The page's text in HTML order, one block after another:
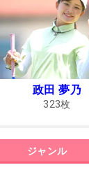
政田 夢乃
323枚
ジャンル